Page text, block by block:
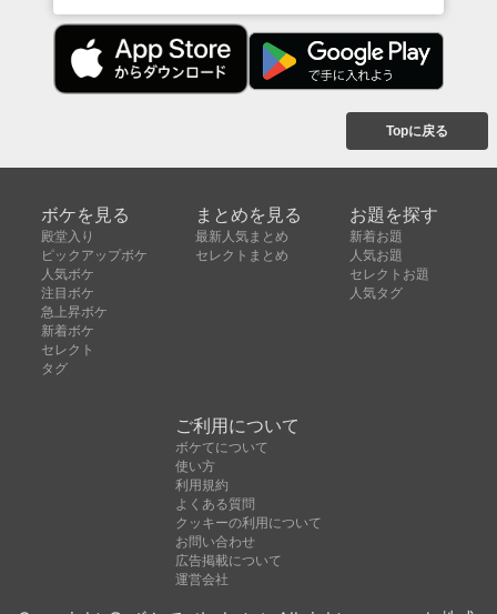
Topに戻る
ボケを見る
殿堂入り
ピックアップボケ
人気ボケ
注目ボケ
急上昇ボケ
新着ボケ
セレクト
タグ
まとめを見る
最新人気まとめ
セレクトまとめ
お題を探す
新着お題
人気お題
セレクトお題
人気タグ
ご利用について
ボケてについて
使い方
利用規約
よくある質問
クッキーの利用について
お問い合わせ
広告掲載について
運営会社